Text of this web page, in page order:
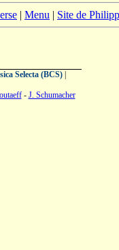
| Menu | Site de
Selecta (BCS)|
- J. Schumacher